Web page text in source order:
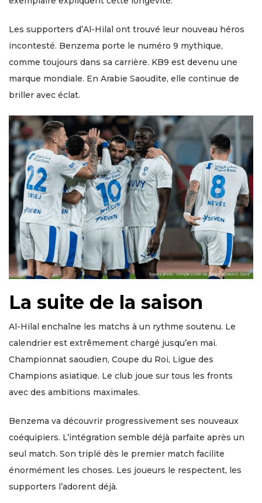
Les supporters d’Al-Hilal ont trouvé leur nouveau héros
incontesté. Benzema porte le numéro 9 mythique,
comme toujours dans sa carrière. KB9 est devenu une
marque mondiale. En Arabie Saoudite, elle continue de
briller avec éclat.
La suite de la saison
Al-Hilal enchaîne les matchs à un rythme soutenu. Le
calendrier est extrêmement chargé jusqu’en mai.
Championnat saoudien, Coupe du Roi, Ligue des
Champions asiatique. Le club joue sur tous les fronts
avec des ambitions maximales.
Benzema va découvrir progressivement ses nouveaux
coéquipiers. L’intégration semble déjà parfaite après un
seul match. Son triplé dès le premier match facilite
énormément les choses. Les joueurs le respectent, les
supporters l’adorent déjà.